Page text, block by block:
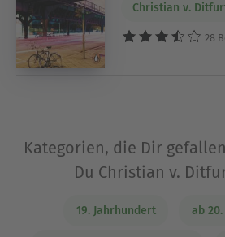
Christian v.
28
Kategorien, die Dir
Du Christian v.
19. Jahrhundert ab